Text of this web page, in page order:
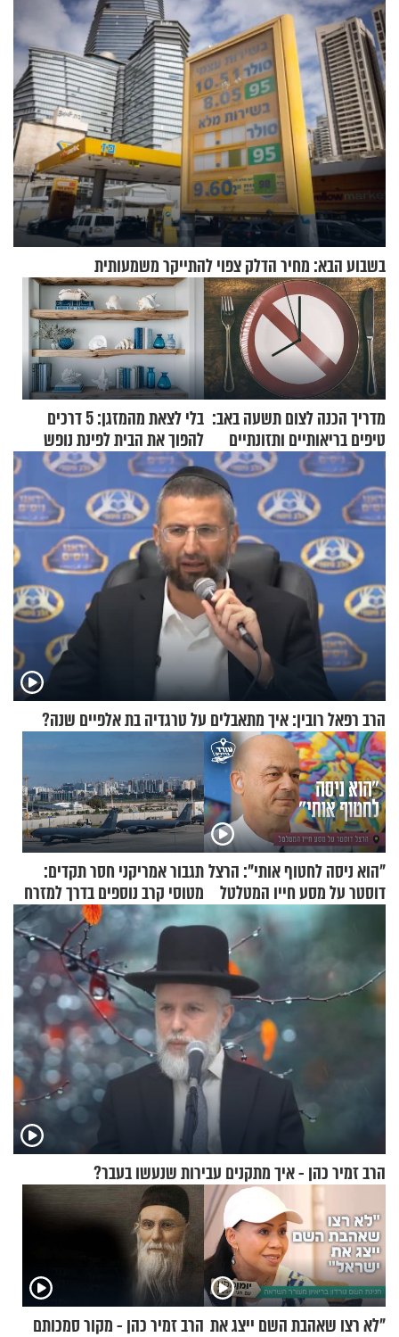
בעולם
בשבוע הבא: מחיר הדלק צפוי להתייקר משמעותית
מדריך הכנה לצום תשעה באב:
טיפים בריאותיים ותזונתיים
לשמירה על הגוף
בלי לצאת מהמזגן: 5 דרכים
להפוך את הבית לפינת נופש
מעוצבת
הרב רפאל רובין: איך מתאבלים על טרגדיה בת אלפיים שנה?
"הוא ניסה לחטוף אותי": הרצל
דוסטר על מסע חייו המטלטל
תגבור אמריקני חסר תקדים:
מטוסי קרב נוספים בדרך למזרח
התיכון
הרב זמיר כהן - איך מתקנים עבירות שנעשו בעבר?
"לא רצו שאהבת השם ייצג את הרב זמיר כהן - מקור סמכותם